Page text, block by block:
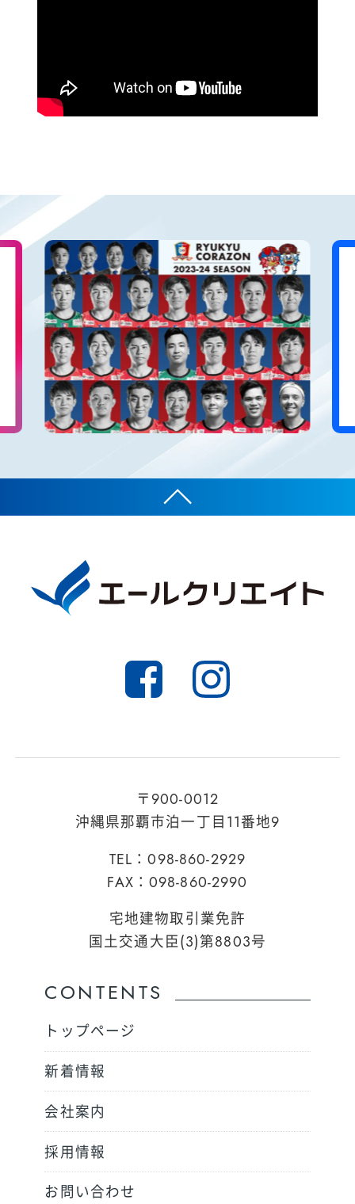
〒900-0012
沖縄県那覇市泊一丁目11番地9
TEL：098-860-2929
FAX：098-860-2990
宅地建物取引業免許
国土交通大臣(3)第8803号
CONTENTS
トップページ
新着情報
会社案内
採用情報
お問い合わせ